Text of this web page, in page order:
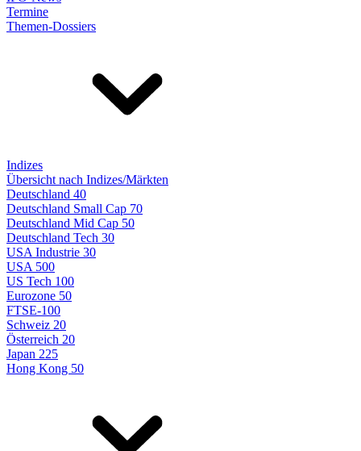
Termine
Themen-Dossiers
Indizes
Übersicht nach Indizes/Märkten
Deutschland 40
Deutschland Small Cap 70
Deutschland Mid Cap 50
Deutschland Tech 30
USA Industrie 30
USA 500
US Tech 100
Eurozone 50
FTSE-100
Schweiz 20
Österreich 20
Japan 225
Hong Kong 50